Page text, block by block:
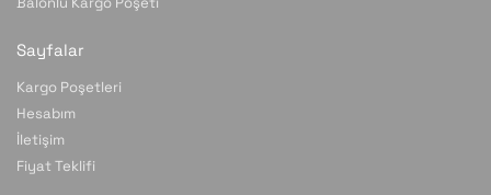
Sayfalar
Kargo Poşetleri
Hesabım
İletişim
Fiyat Teklifi